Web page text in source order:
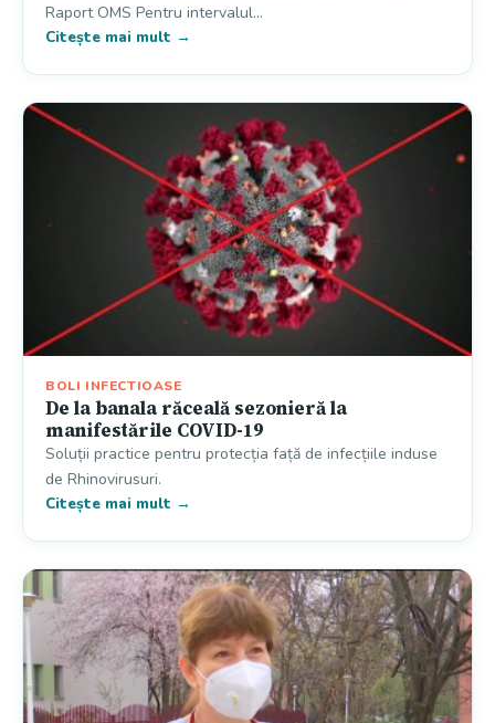
Raport OMS Pentru intervalul…
Citește mai mult →
BOLI INFECTIOASE
De la banala răceală sezonieră la
manifestările COVID-19
Soluții practice pentru protecția față de infecțiile induse
de Rhinovirusuri.
Citește mai mult →